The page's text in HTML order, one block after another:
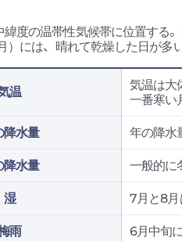
度の温帯性気候帯に位置する
）には、晴れて乾燥した日が多い
温
気温は大
一番寒い
降水量 年の降水
降水量 一般的に
湿 7月と8月
雨 6月中旬